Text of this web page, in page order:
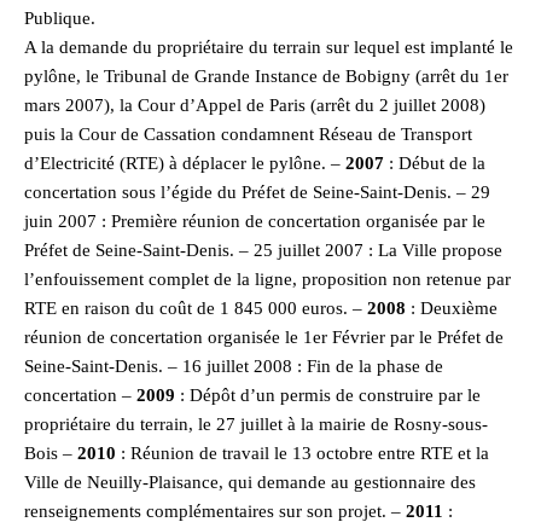
Publique.
A la demande du propriétaire du terrain sur lequel est implanté le
pylône, le Tribunal de Grande Instance de Bobigny (arrêt du 1er
mars 2007), la Cour d’Appel de Paris (arrêt du 2 juillet 2008)
puis la Cour de Cassation condamnent Réseau de Transport
d’Electricité (RTE) à déplacer le pylône. – 2007 : Début de la
concertation sous l’égide du Préfet de Seine-Saint-Denis. – 29
juin 2007 : Première réunion de concertation organisée par le
Préfet de Seine-Saint-Denis. – 25 juillet 2007 : La Ville propose
l’enfouissement complet de la ligne, proposition non retenue par
RTE en raison du coût de 1 845 000 euros. – 2008 : Deuxième
réunion de concertation organisée le 1er Février par le Préfet de
Seine-Saint-Denis. – 16 juillet 2008 : Fin de la phase de
concertation – 2009 : Dépôt d’un permis de construire par le
propriétaire du terrain, le 27 juillet à la mairie de Rosny-sous-
Bois – 2010 : Réunion de travail le 13 octobre entre RTE et la
Ville de Neuilly-Plaisance, qui demande au gestionnaire des
renseignements complémentaires sur son projet. – 2011 :